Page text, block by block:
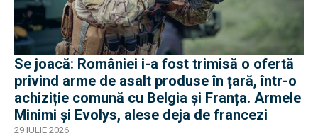
Se joacă: României i-a fost trimisă o ofertă
privind arme de asalt produse în țară, într-o
achiziție comună cu Belgia și Franța. Armele
Minimi și Evolys, alese deja de francezi
29 IULIE 2026